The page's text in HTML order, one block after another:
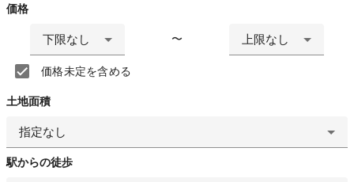
価格
下限なし 〜 上限なし
価格未定を含める
土地面積
指定なし
駅からの徒歩